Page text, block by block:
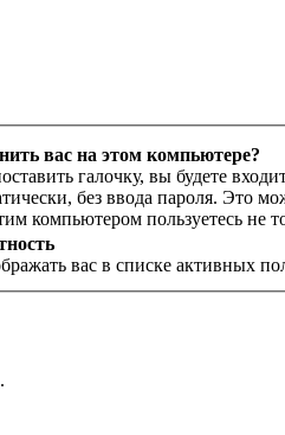
вас на этом компьютере?
галочку, вы будете
без ввода пароля. Это
компьютером пользуетесь не
вас в списке активных
.